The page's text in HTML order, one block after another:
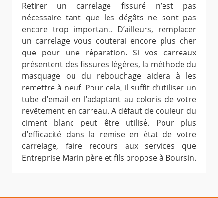
Retirer un carrelage fissuré n’est pas
nécessaire tant que les dégâts ne sont pas
encore trop important. D’ailleurs, remplacer
un carrelage vous couterai encore plus cher
que pour une réparation. Si vos carreaux
présentent des fissures légères, la méthode du
masquage ou du rebouchage aidera à les
remettre à neuf. Pour cela, il suffit d’utiliser un
tube d’email en l’adaptant au coloris de votre
revêtement en carreau. A défaut de couleur du
ciment blanc peut être utilisé. Pour plus
d’efficacité dans la remise en état de votre
carrelage, faire recours aux services que
Entreprise Marin père et fils propose à Boursin.